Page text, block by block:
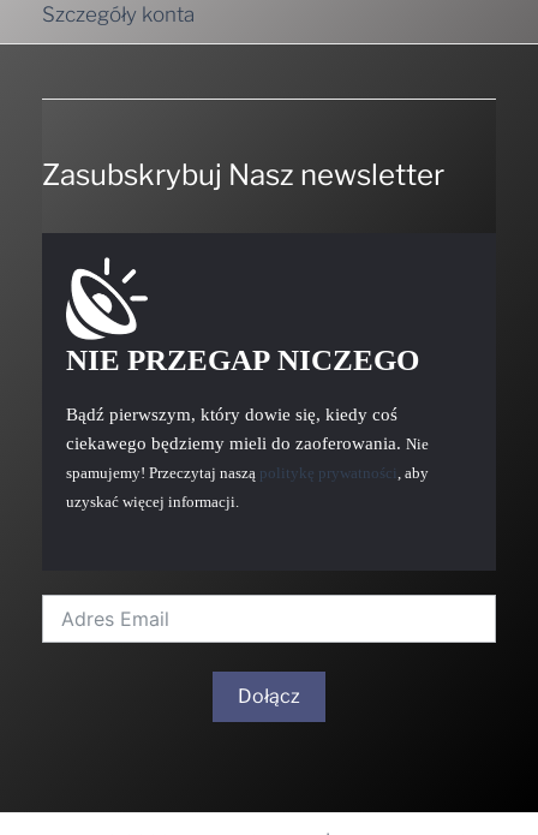
Szczegóły konta
Zasubskrybuj Nasz newsletter
NIE PRZEGAP NICZEGO
Bądź pierwszym, który dowie się, kiedy coś
ciekawego będziemy mieli do zaoferowania. Nie
spamujemy! Przeczytaj naszą politykę prywatności, aby
uzyskać więcej informacji.
Dołącz